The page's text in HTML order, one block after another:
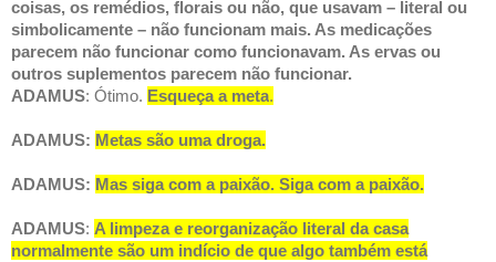
coisas, os remédios, florais ou não, que usavam – literal ou
simbolicamente – não funcionam mais. As medicações
parecem não funcionar como funcionavam. As ervas ou
outros suplementos parecem não funcionar.
ADAMUS: Ótimo. Esqueça a meta.
ADAMUS: Metas são uma droga.
ADAMUS: Mas siga com a paixão. Siga com a paixão.
ADAMUS: A limpeza e reorganização literal da casa
normalmente são um indício de que algo também está